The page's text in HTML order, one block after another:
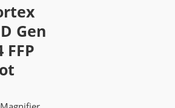
Gen
FFP